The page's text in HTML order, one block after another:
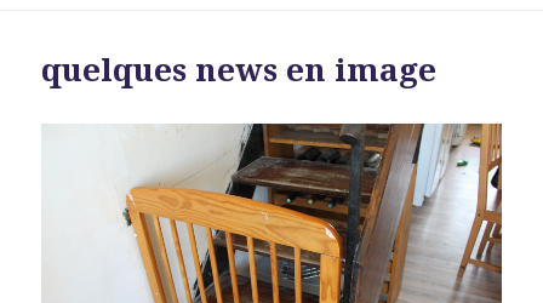
quelques news en image